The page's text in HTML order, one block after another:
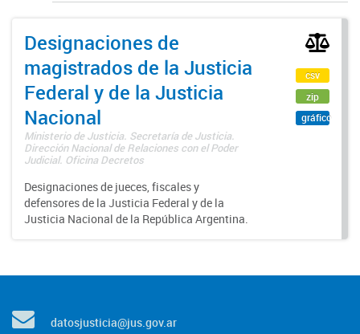
Designaciones de
magistrados de la Justicia
Federal y de la Justicia
Nacional
Ministerio de Justicia. Secretaría de Justicia.
Dirección Nacional de Relaciones con el Poder
Judicial. Oficina Decretos
Designaciones de jueces, fiscales y
defensores de la Justicia Federal y de la
Justicia Nacional de la República Argentina.
csv
zip
gráfico
datosjusticia@jus.gov.ar